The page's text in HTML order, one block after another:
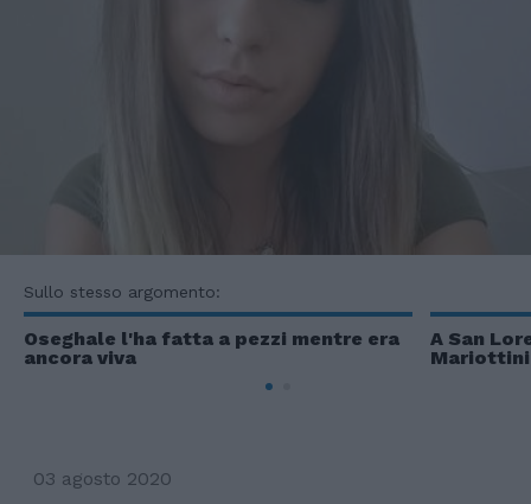
Sullo stesso argomento:
Oseghale l'ha fatta a pezzi mentre era
ancora viva
A San
03 agosto 2020